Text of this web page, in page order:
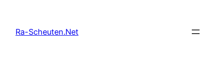
springen
Ra-Scheuten.Net